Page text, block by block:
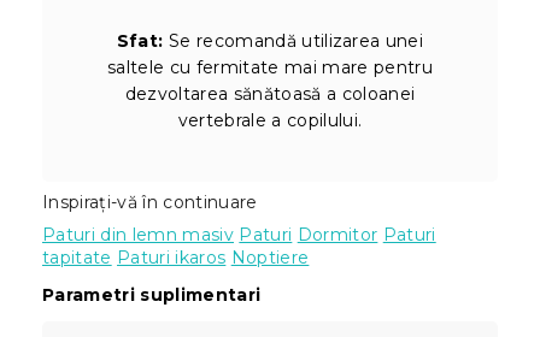
Sfat: Se recomandă utilizarea unei
saltele cu fermitate mai mare pentru
dezvoltarea sănătoasă a coloanei
vertebrale a copilului.
Inspirați-vă în continuare
Paturi din lemn masiv Paturi Dormitor Paturi
tapitate Paturi ikaros Noptiere
Parametri suplimentari